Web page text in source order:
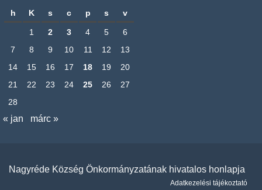
h K s c p s v
1 2 3 4 5
6
7
8 9 10 11 12
13
14
15 16 17 18 19
20
21
22 23 24 25 26
27
28
« jan márc »
Nagyréde Község Önkormányzatának hivatalos honlapja
Adatkezelési tájékoztató